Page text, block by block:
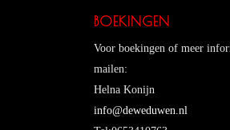
BOEKINGEN
Voor boekingen of meer
mailen:
Helna Konijn
info@deweduwen.nl